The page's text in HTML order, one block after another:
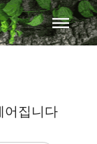
어집니다